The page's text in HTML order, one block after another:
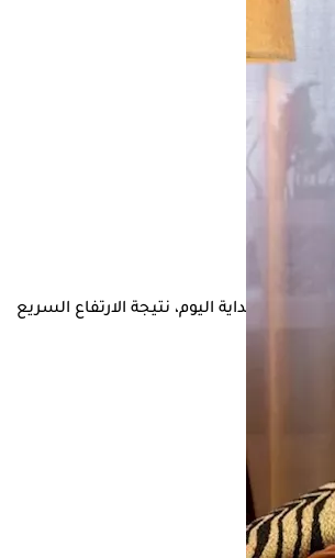
في بداية اليوم، نتيجة الارتفاع السريع